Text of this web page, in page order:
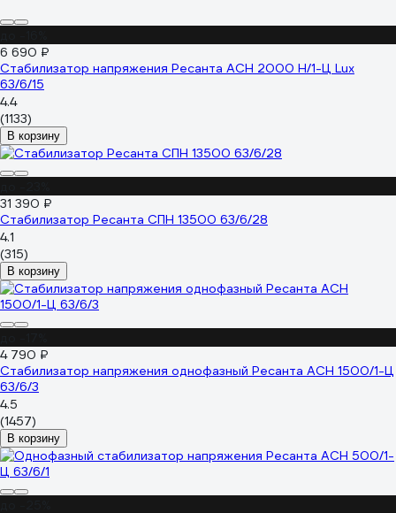
6 690 ₽
Стабилизатор напряжения Ресанта АСН 2000 Н/1-Ц Lux
63/6/15
4.4
(1133)
В корзину
31 390 ₽
Стабилизатор Ресанта СПН 13500 63/6/28
4.1
(315)
В корзину
4 790 ₽
Стабилизатор напряжения однофазный Ресанта АСН 1500/1-Ц
63/6/3
4.5
(1457)
В корзину